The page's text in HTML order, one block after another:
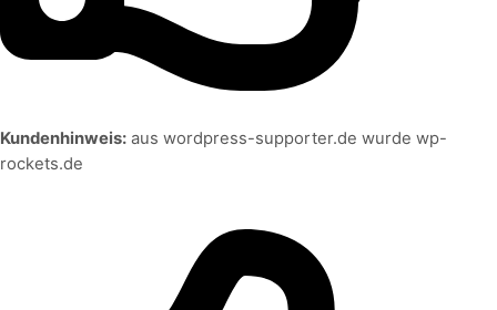
Kundenhinweis: aus wordpress-supporter.de wurde wp-
rockets.de